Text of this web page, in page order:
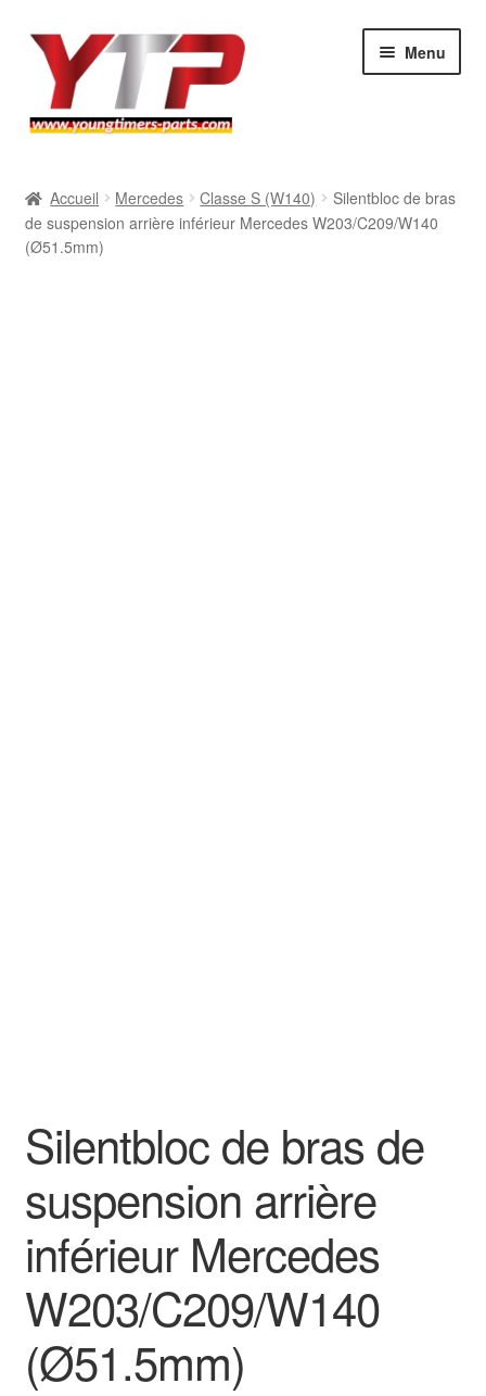
Aller
navigation
Aller
contenu
Menu
BMW
Accueil Mercedes Classe S (W140)
Silentbloc de bras
de suspension arrière inférieur Mercedes W203/C209/W140
(Ø51.5mm)
Silentbloc de bras de
suspension arrière
inférieur Mercedes
W203/C209/W140
(Ø51.5mm)